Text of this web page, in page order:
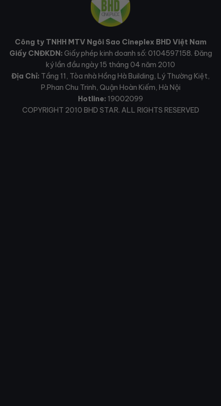
Công ty TNHH MTV Ngôi Sao Cineplex BHD Việt Nam
Giấy CNĐKDN: Giấy phép kinh doanh số: 0104597158. Đăng
ký lần đầu ngày 15 tháng 04 năm 2010
Địa Chỉ: Tầng 11, Tòa nhà Hồng Hà Building, Lý Thường Kiệt,
P.Phan Chu Trinh, Quận Hoàn Kiếm, Hà Nội
Hotline: 19002099
COPYRIGHT 2010 BHD STAR. ALL RIGHTS RESERVED